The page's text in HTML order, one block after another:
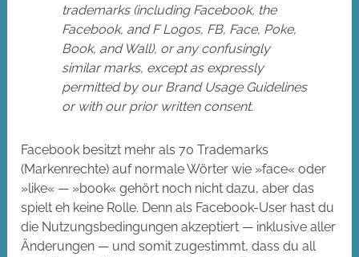
trademarks (including Facebook, the
Facebook, and F Logos, FB, Face, Poke,
Book, and Wall), or any confusingly
similar marks, except as expressly
permitted by our Brand Usage Guidelines
or with our prior written consent.
Facebook besitzt mehr als 70 Trademarks
(Markenrechte) auf normale Wörter wie »face« oder
»like« — »book« gehört noch nicht dazu, aber das
spielt eh keine Rolle. Denn als Facebook-User hast du
die Nutzungsbedingungen akzeptiert — inklusive aller
Änderungen — und somit zugestimmt, dass du all